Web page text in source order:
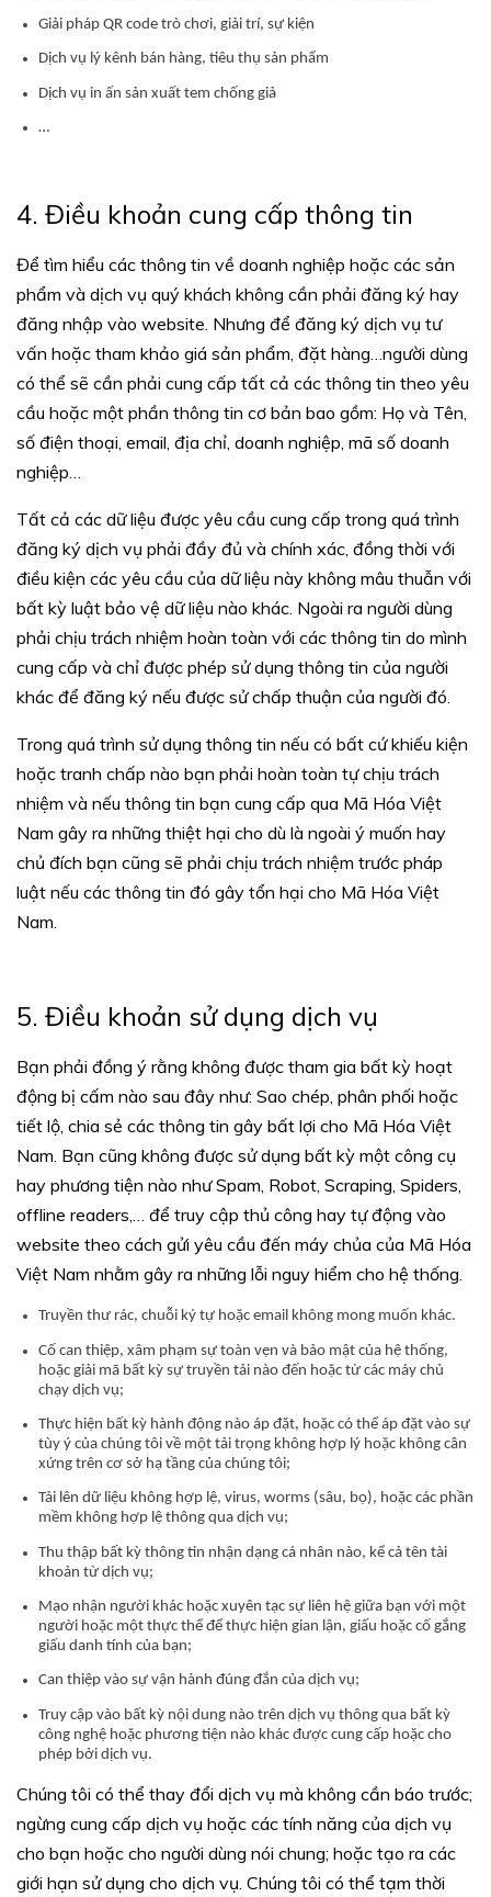
Giải pháp QR code trò chơi, giải trí, sự kiện
Dịch vụ lý kênh bán hàng, tiêu thụ sản phẩm
Dịch vụ in ấn sản xuất tem chống giả
…
4. Điều khoản cung cấp thông tin
Để tìm hiểu các thông tin về doanh nghiệp hoặc các sản
phẩm và dịch vụ quý khách không cần phải đăng ký hay
đăng nhập vào website. Nhưng để đăng ký dịch vụ tư
vấn hoặc tham khảo giá sản phẩm, đặt hàng…người dùng
có thể sẽ cần phải cung cấp tất cả các thông tin theo yêu
cầu hoặc một phần thông tin cơ bản bao gồm: Họ và Tên,
số điện thoại, email, địa chỉ, doanh nghiệp, mã số doanh
nghiệp…
Tất cả các dữ liệu được yêu cầu cung cấp trong quá trình
đăng ký dịch vụ phải đầy đủ và chính xác, đồng thời với
điều kiện các yêu cầu của dữ liệu này không mâu thuẫn với
bất kỳ luật bảo vệ dữ liệu nào khác. Ngoài ra người dùng
phải chịu trách nhiệm hoàn toàn với các thông tin do mình
cung cấp và chỉ được phép sử dụng thông tin của người
khác để đăng ký nếu được sử chấp thuận của người đó.
Trong quá trình sử dụng thông tin nếu có bất cứ khiếu kiện
hoặc tranh chấp nào bạn phải hoàn toàn tự chịu trách
nhiệm và nếu thông tin bạn cung cấp qua Mã Hóa Việt
Nam gây ra những thiệt hại cho dù là ngoài ý muốn hay
chủ đích bạn cũng sẽ phải chịu trách nhiệm trước pháp
luật nếu các thông tin đó gây tổn hại cho Mã Hóa Việt
Nam.
5. Điều khoản sử dụng dịch vụ
Bạn phải đồng ý rằng không được tham gia bất kỳ hoạt
động bị cấm nào sau đây như: Sao chép, phân phối hoặc
tiết lộ, chia sẻ các thông tin gây bất lợi cho Mã Hóa Việt
Nam. Bạn cũng không được sử dụng bất kỳ một công cụ
hay phương tiện nào như Spam, Robot, Scraping, Spiders,
offline readers,… để truy cập thủ công hay tự động vào
website theo cách gửi yêu cầu đến máy chủa của Mã Hóa
Việt Nam nhằm gây ra những lỗi nguy hiểm cho hệ thống.
Truyền thư rác, chuỗi ký tự hoặc email không mong muốn khác.
Cố can thiệp, xâm phạm sự toàn vẹn và bảo mật của hệ thống,
hoặc giải mã bất kỳ sự truyền tải nào đến hoặc từ các máy chủ
chạy dịch vụ;
Thực hiện bất kỳ hành động nào áp đặt, hoặc có thể áp đặt vào sự
tùy ý của chúng tôi về một tải trọng không hợp lý hoặc không cân
xứng trên cơ sở hạ tầng của chúng tôi;
Tải lên dữ liệu không hợp lệ, virus, worms (sâu, bọ), hoặc các phần
mềm không hợp lệ thông qua dịch vụ;
Thu thập bất kỳ thông tin nhận dạng cá nhân nào, kể cả tên tài
khoản từ dịch vụ;
Mạo nhận người khác hoặc xuyên tạc sự liên hệ giữa bạn với một
người hoặc một thực thể để thực hiện gian lận, giấu hoặc cố gắng
giấu danh tính của bạn;
Can thiệp vào sự vận hành đúng đắn của dịch vụ;
Truy cập vào bất kỳ nội dung nào trên dịch vụ thông qua bất kỳ
công nghệ hoặc phương tiện nào khác được cung cấp hoặc cho
phép bởi dịch vụ.
Chúng tôi có thể thay đổi dịch vụ mà không cần báo trước;
ngừng cung cấp dịch vụ hoặc các tính năng của dịch vụ
cho bạn hoặc cho người dùng nói chung; hoặc tạo ra các
giới hạn sử dụng cho dịch vụ. Chúng tôi có thể tạm thời